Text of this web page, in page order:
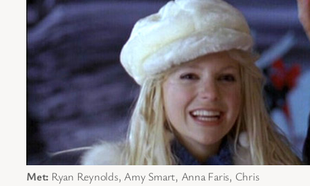
Met: Ryan Reynolds, Amy Smart, Anna Faris, Chris